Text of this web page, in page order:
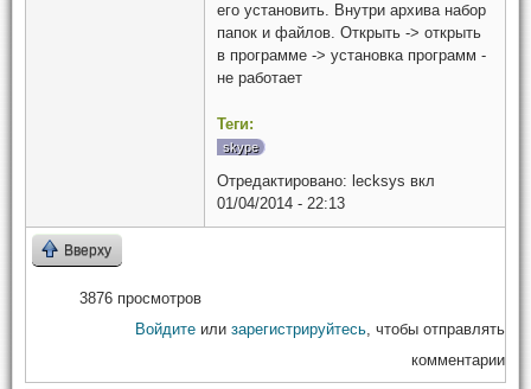
его установить. Внутри архива набор
папок и файлов. Открыть -> открыть
в программе -> установка программ -
не работает
Теги:
skype
Отредактировано: lecksys вкл
01/04/2014 - 22:13
Вверху
3876 просмотров
Войдите или зарегистрируйтесь , чтобы отправлять
комментарии